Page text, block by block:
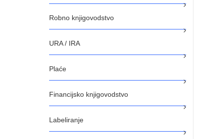
Robno knjigovodstvo
URA / IRA
Plaće
Financijsko knjigovodstvo
Labeliranje